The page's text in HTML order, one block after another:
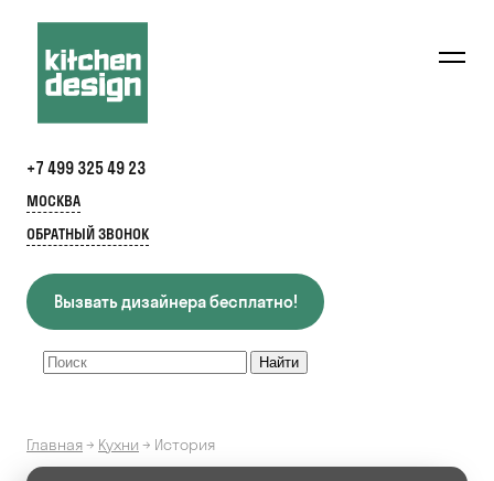
+7 499 325 49 23
МОСКВА
ОБРАТНЫЙ ЗВОНОК
Вызвать дизайнера бесплатно!
Главная→ Кухни → История